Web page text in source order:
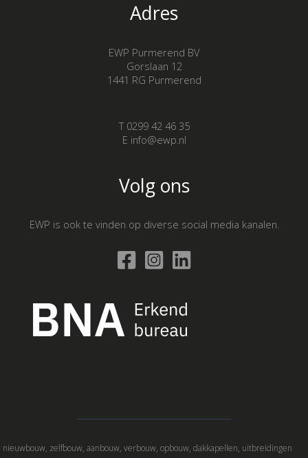
Adres
EWP Purmerend BV
Gorslaan 12
1441 RG Purmerend
T 0299 42 46 35
E info@ewp.nl
Volg ons
EWP is ook te vinden op diverse social media kanalen.
nieuwbouw, zelfbouw, aanbouw, verbouw, opbouw, dakkapellen, uitbreidingen